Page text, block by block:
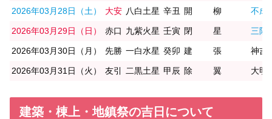
2026年03月28日（土） 大安 八白土星 辛丑 開 柳 不成
2026年03月29日（日） 赤口 九紫火星 壬寅 閉 星 三隣
2026年03月30日（月） 先勝 一白水星 癸卯 建 張 神吉
2026年03月31日（火） 友引 二黒土星 甲辰 除 翼 大明
建築・棟上・地鎮祭の吉日について